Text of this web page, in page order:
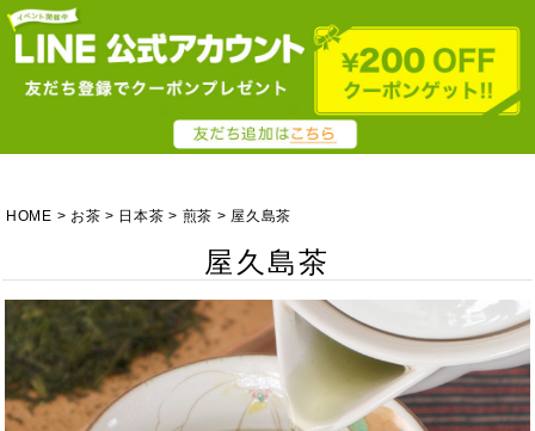
HOME お茶 日本茶 煎茶 屋久島茶
屋久島茶